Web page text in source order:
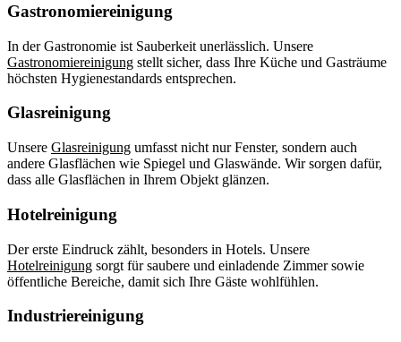
Gastronomiereinigung
In der Gastronomie ist Sauberkeit unerlässlich. Unsere
Gastronomiereinigung stellt sicher, dass Ihre Küche und Gasträume
höchsten Hygienestandards entsprechen.
Glasreinigung
Unsere Glasreinigung umfasst nicht nur Fenster, sondern auch
andere Glasflächen wie Spiegel und Glaswände. Wir sorgen dafür,
dass alle Glasflächen in Ihrem Objekt glänzen.
Hotelreinigung
Der erste Eindruck zählt, besonders in Hotels. Unsere
Hotelreinigung sorgt für saubere und einladende Zimmer sowie
öffentliche Bereiche, damit sich Ihre Gäste wohlfühlen.
Industriereinigung